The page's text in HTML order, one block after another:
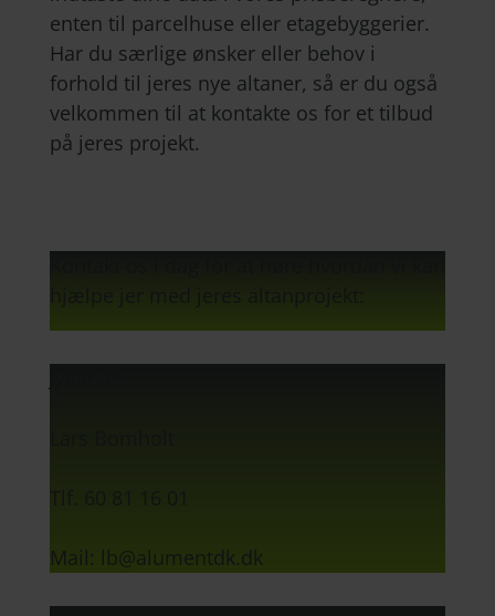
enten til parcelhuse eller etagebyggerier.
Har du særlige ønsker eller behov i
forhold til jeres nye altaner, så er du også
velkommen til at kontakte os for et tilbud
på jeres projekt.
Mail: lb@alumentdk.dk